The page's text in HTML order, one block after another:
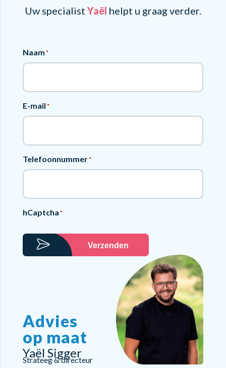
Uw specialist Yaël helpt u graag verder.
Naam*
E-mail*
Telefoonnummer*
hCaptcha*
Verzenden
Advies
op maat
Yaël Sigger
Strateeg & directeur